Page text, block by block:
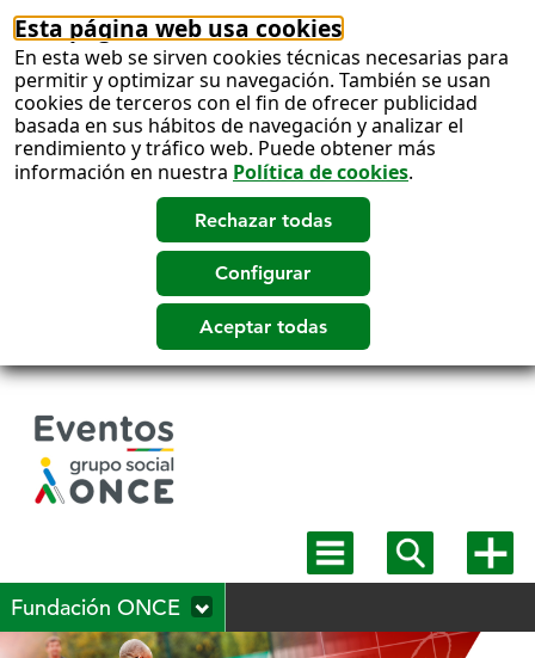
Esta página web usa cookies
En esta web se sirven cookies técnicas necesarias para
permitir y optimizar su navegación. También se usan
cookies de terceros con el fin de ofrecer publicidad
basada en sus hábitos de navegación y analizar el
rendimiento y tráfico web. Puede obtener más
información en nuestra Política de cookies.
Mostrar
menú
Mostrar
buscadormás
Fundación ONCE